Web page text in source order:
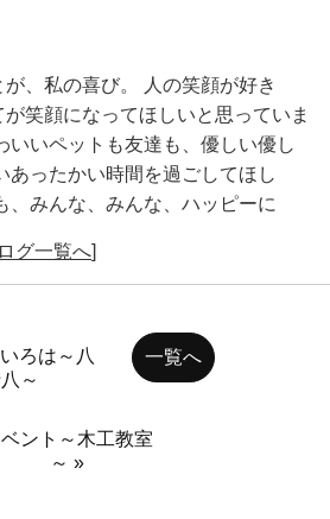
が、私の喜び。 人の笑顔が好き
笑顔になってほしいと思っていま
いいペットも友達も、優しい優し
あったかい時間を過ごしてほし
、みんな、みんな、ハッピーに
グ一覧へ]
ろは～八
～
一覧へ
ント～木工教室
～ »